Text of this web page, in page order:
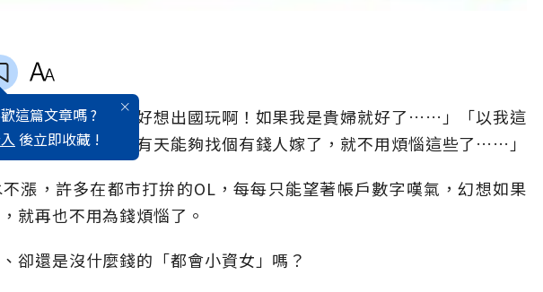
這篇文章嗎 ?
後立即收藏 !
吃泡麵了……」「好想出國玩啊！如果我是貴婦就好了……」「以我這
了錢？」「如果有天能夠找個有錢人嫁了，就不用煩惱這些了……」
漲，許多在都市打拚的OL，每每只能望著帳戶數字嘆氣，幻想如果
就再也不用為錢煩惱了。
卻還是沒什麼錢的「都會小資女」嗎？